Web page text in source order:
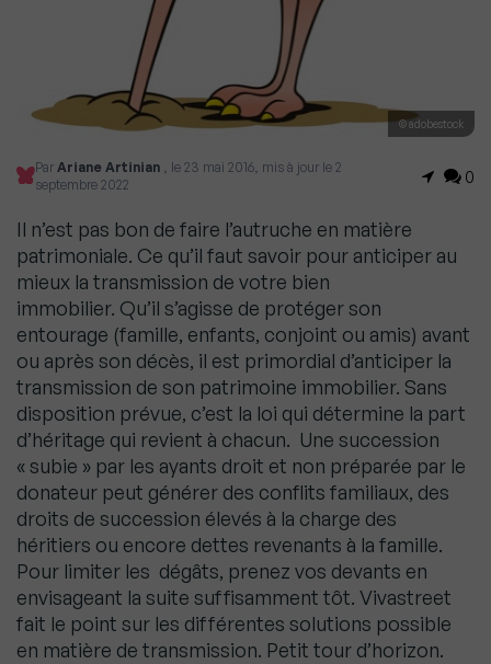
© adobestock
ParAriane Artinian , le 23 mai 2016, mis à jour le 2
septembre 2022
0
Il n’est pas bon de faire l’autruche en matière
patrimoniale. Ce qu’il faut savoir pour anticiper au
mieux la transmission de votre bien
immobilier. Qu’il s’agisse de protéger son
entourage (famille, enfants, conjoint ou amis) avant
ou après son décès, il est primordial d’anticiper la
transmission de son patrimoine immobilier. Sans
disposition prévue, c’est la loi qui détermine la part
d’héritage qui revient à chacun. Une succession
« subie » par les ayants droit et non préparée par le
donateur peut générer des conflits familiaux, des
droits de succession élevés à la charge des
héritiers ou encore dettes revenants à la famille.
Pour limiter les dégâts, prenez vos devants en
envisageant la suite suffisamment tôt. Vivastreet
fait le point sur les différentes solutions possible
en matière de transmission. Petit tour d’horizon.